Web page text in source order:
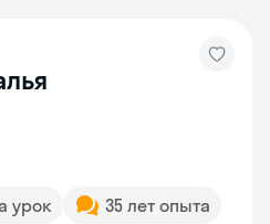
урок
35 лет опыта